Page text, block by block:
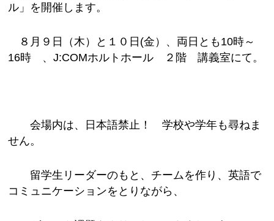
ル」を開催します。
８月９日（木）と１０日(金）、両日とも10時～
16時 、J:COMホルトホール ２階 講義室にて。
会場内は、日本語禁止！ 学校や学年も尋ねま
せん。
留学生リーダーのもと、チームを作り、英語で
コミュニケーションをとりながら、